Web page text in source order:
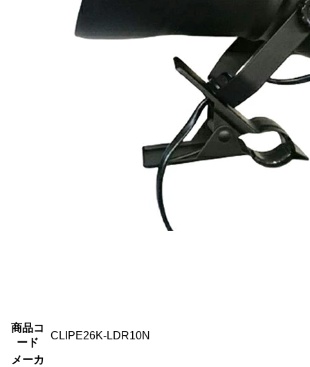
商品コ
ード
CLIPE26K-LDR10N
メーカ